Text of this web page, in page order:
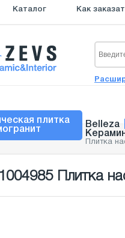
Каталог Как
плитка
Belleza
Керамин
Плитка
Плитка